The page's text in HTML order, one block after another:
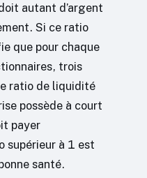
autant d’argent
Si ce ratio
que pour chaque
trois
ratio de liquidité
possède à court
payer
supérieur à 1 est
santé.